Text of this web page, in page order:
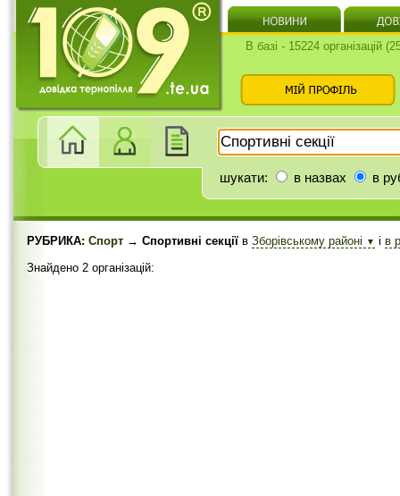
В базі - 15224 організацій
шукати: в назвах в
РУБРИКА: Спорт → Спортивні секції в Зборівському районі ▼ і в
Знайдено 2 організацій: